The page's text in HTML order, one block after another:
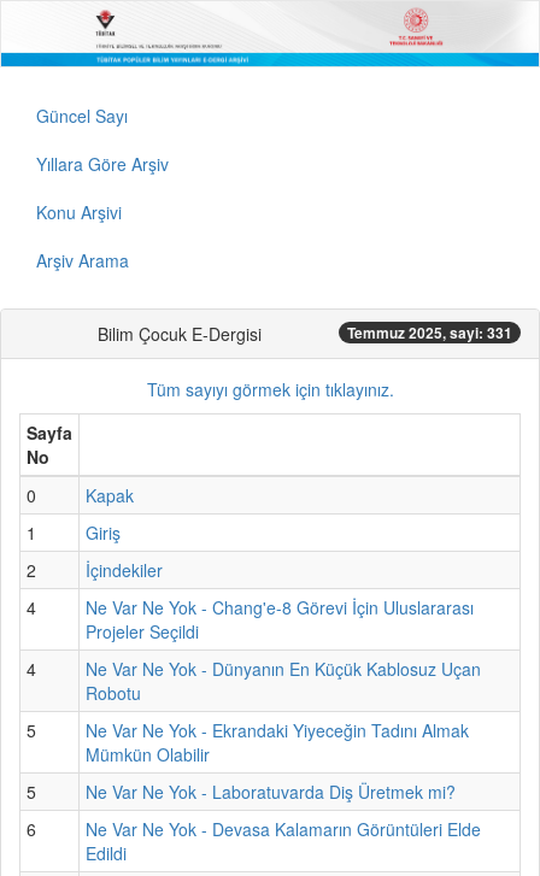
Güncel Sayı
Yıllara Göre Arşiv
Konu Arşivi
Arşiv Arama
Bilim Çocuk E-Dergisi Temmuz 2025, sayi: 331
Tüm sayıyı görmek için tıklayınız.
Sayfa
No
0
Kapak
1
Giriş
2
İçindekiler
4
Ne Var Ne Yok - Chang'e-8 Görevi İçin Uluslararası
Projeler Seçildi
4
Ne Var Ne Yok - Dünyanın En Küçük Kablosuz Uçan
Robotu
5
Ne Var Ne Yok - Ekrandaki Yiyeceğin Tadını Almak
Mümkün Olabilir
5
Ne Var Ne Yok - Laboratuvarda Diş Üretmek mi?
6
Ne Var Ne Yok - Devasa Kalamarın Görüntüleri Elde
Edildi